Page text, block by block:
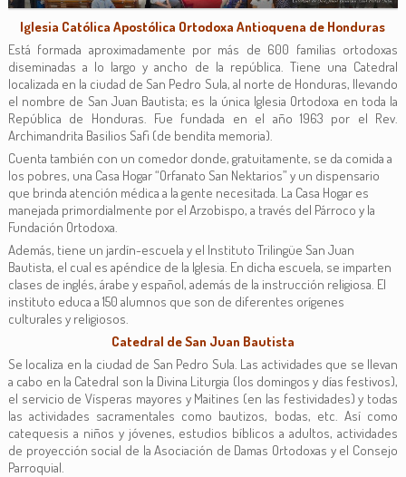
Iglesia Católica Apostólica Ortodoxa Antioquena de Honduras
Está formada aproximadamente por más de 600 familias ortodoxas
diseminadas a lo largo y ancho de la república. Tiene una Catedral
localizada en la ciudad de San Pedro Sula, al norte de Honduras, llevando
el nombre de San Juan Bautista; es la única Iglesia Ortodoxa en toda la
República de Honduras. Fue fundada en el año 1963 por el Rev.
Archimandrita Basilios Safi (de bendita memoria).
Cuenta también con un comedor donde, gratuitamente, se da comida a
los pobres, una Casa Hogar “Orfanato San Nektarios” y un dispensario
que brinda atención médica a la gente necesitada. La Casa Hogar es
manejada primordialmente por el Arzobispo, a través del Párroco y la
Fundación Ortodoxa.
Además, tiene un jardín-escuela y el Instituto Trilingüe San Juan
Bautista, el cual es apéndice de la Iglesia. En dicha escuela, se imparten
clases de inglés, árabe y español, además de la instrucción religiosa. El
instituto educa a 150 alumnos que son de diferentes orígenes
culturales y religiosos.
Catedral de San Juan Bautista
Se localiza en la ciudad de San Pedro Sula. Las actividades que se llevan
a cabo en la Catedral son la Divina Liturgia (los domingos y días festivos),
el servicio de Vísperas mayores y Maitines (en las festividades) y todas
las actividades sacramentales como bautizos, bodas, etc. Así como
catequesis a niños y jóvenes, estudios bíblicos a adultos, actividades
de proyección social de la Asociación de Damas Ortodoxas y el Consejo
Parroquial.